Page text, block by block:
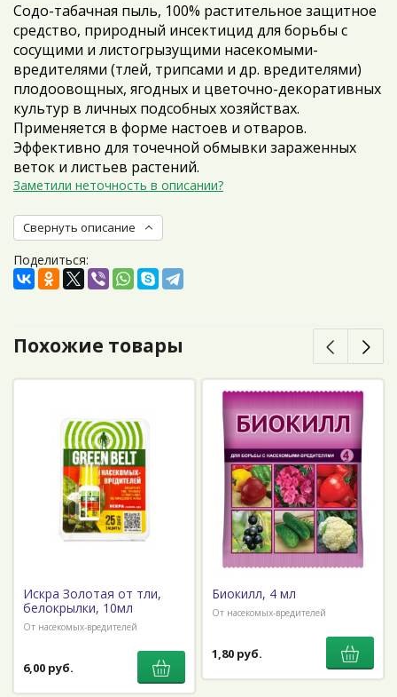
Содо-табачная пыль, 100% растительное защитное
средство, природный инсектицид для борьбы с
сосущими и листогрызущими насекомыми-
вредителями (тлей, трипсами и др. вредителями)
плодоовощных, ягодных и цветочно-декоративных
культур в личных подсобных хозяйствах.
Применяется в форме настоев и отваров.
Эффективно для точечной обмывки зараженных
веток и листьев растений.
Заметили неточность в описании?
Свернуть описание
Поделиться:
Похожие товары
Искра Золотая от тли,
белокрылки, 10мл
От насекомых-вредителей
6,00 руб.
Биокилл, 4 мл
От насекомых-вредителей
1,80 руб.